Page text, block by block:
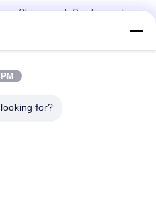
Chirurgisch Gordijn met
voor de ruggengraat
van de Eco het
for?